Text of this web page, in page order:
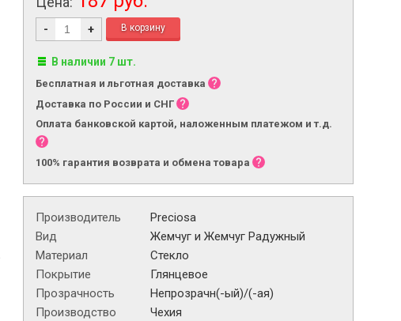
- +
В наличии 7 шт.
Бесплатная и льготная доставка
Доставка по России и СНГ
Оплата банковской картой, наложенным платежом и т.д.
100% гарантия возврата и обмена товара
Производитель
Preciosa
Вид
Жемчуг и Жемчуг Радужный
Материал
Стекло
Покрытие
Глянцевое
Прозрачность
Непрозрачн(-ый)/(-ая)
Производство
Чехия